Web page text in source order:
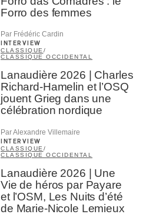
Forro des femmes
Par Frédéric Cardin
INTERVIEW
CLASSIQUE /
CLASSIQUE OCCIDENTAL
Lanaudière 2026 | Charles
Richard-Hamelin et l’OSQ
jouent Grieg dans une
célébration nordique
Par Alexandre Villemaire
INTERVIEW
CLASSIQUE /
CLASSIQUE OCCIDENTAL
Lanaudière 2026 | Une
Vie de héros par Payare
et l’OSM, Les Nuits d’été
de Marie-Nicole Lemieux